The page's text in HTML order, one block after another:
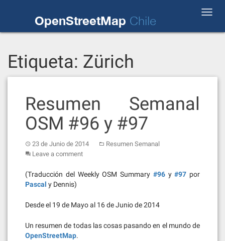
OpenStreetMap Chile
Etiqueta: Zürich
Resumen Semanal
OSM #96 y #97
23 de Junio de 2014
Resumen Semanal
Leave a comment
(Traducción del Weekly OSM Summary #96y#97 por
Pascal y Dennis)
Desde el 19 de Mayo al 16 de Junio de 2014
Un resumen de todas las cosas pasando en el mundo de
OpenStreetMap.